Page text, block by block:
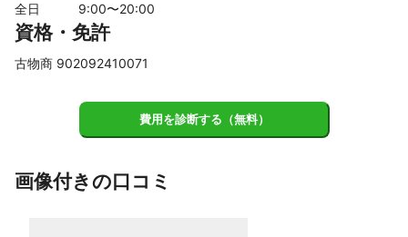
全日 9:00〜20:00
資格・免許
古物商 902092410071
費用を診断する（無料）
画像付きの口コミ